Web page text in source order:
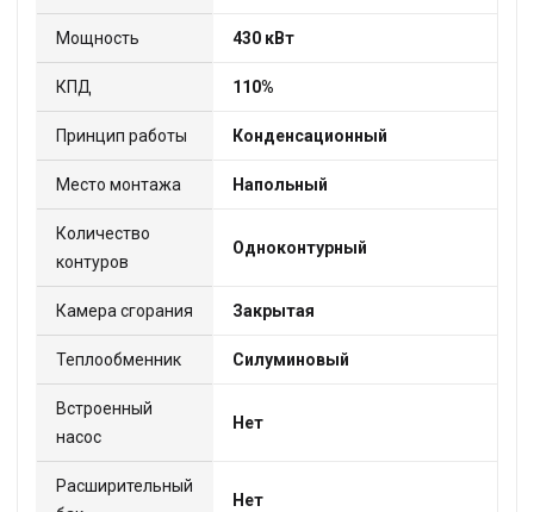
Мощность 430 кВт
КПД 110%
Принцип работы Конденсационный
Место монтажа Напольный
Количество
контуров
Одноконтурный
Камера сгорания Закрытая
Теплообменник Силуминовый
Встроенный
насос
Нет
Расширительный
Нет